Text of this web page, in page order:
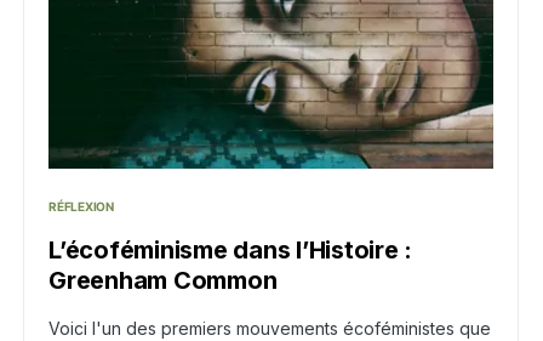
RÉFLEXION
L’écoféminisme dans l’Histoire :
Greenham Common
Voici l'un des premiers mouvements écoféministes que